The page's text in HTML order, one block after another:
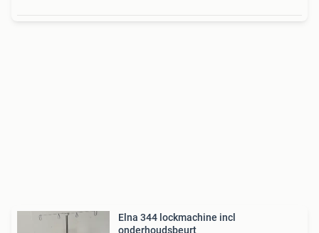
Elna 344 lockmachine incl
onderhoudsbeurt